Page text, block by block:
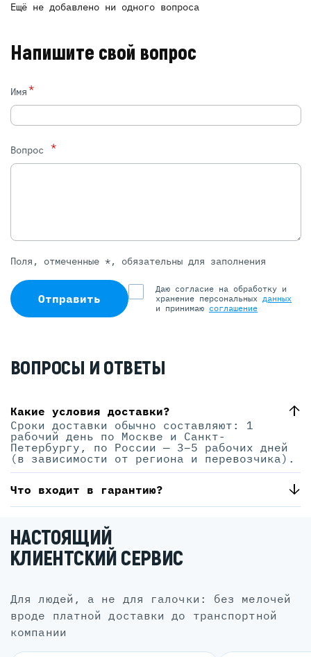
Ещё не добавлено ни одного вопроса
Напишите свой вопрос
Имя*
Вопрос *
Поля, отмеченные *, обязательны для заполнения
Отправить
Даю согласие на обработку и
хранение персональных данных
и принимаю соглашение
ВОПРОСЫ И ОТВЕТЫ
Какие условия доставки?
Сроки доставки обычно составляют: 1
рабочий день по Москве и Санкт-
Петербургу, по России — 3–5 рабочих дней
(в зависимости от региона и перевозчика).
Что входит в гарантию?
НАСТОЯЩИЙ
КЛИЕНТСКИЙ СЕРВИС
для людей, а не для галочки: без мелочей
вроде платной доставки до транспортной
компании